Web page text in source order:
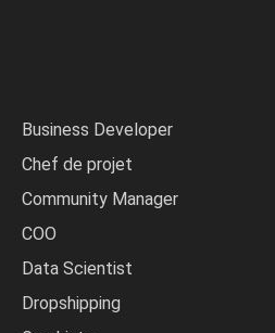
Business Developer
Chef de projet
Community Manager
COO
Data Scientist
Dropshipping